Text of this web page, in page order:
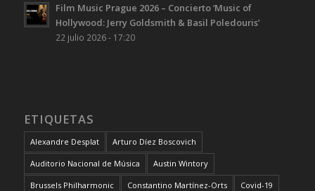
Film Music Prague 2026 – Concierto ‘Music of
Hollywood: Jerry Goldsmith & Basil Poledouris’
22 julio 2026 - 17:20
ETIQUETAS
Alexandre Desplat Arturo Díez Boscovich
Auditorio Nacional de Música Austin Wintory
Brussels Philharmonic Constantino Martínez-Orts Covid-19